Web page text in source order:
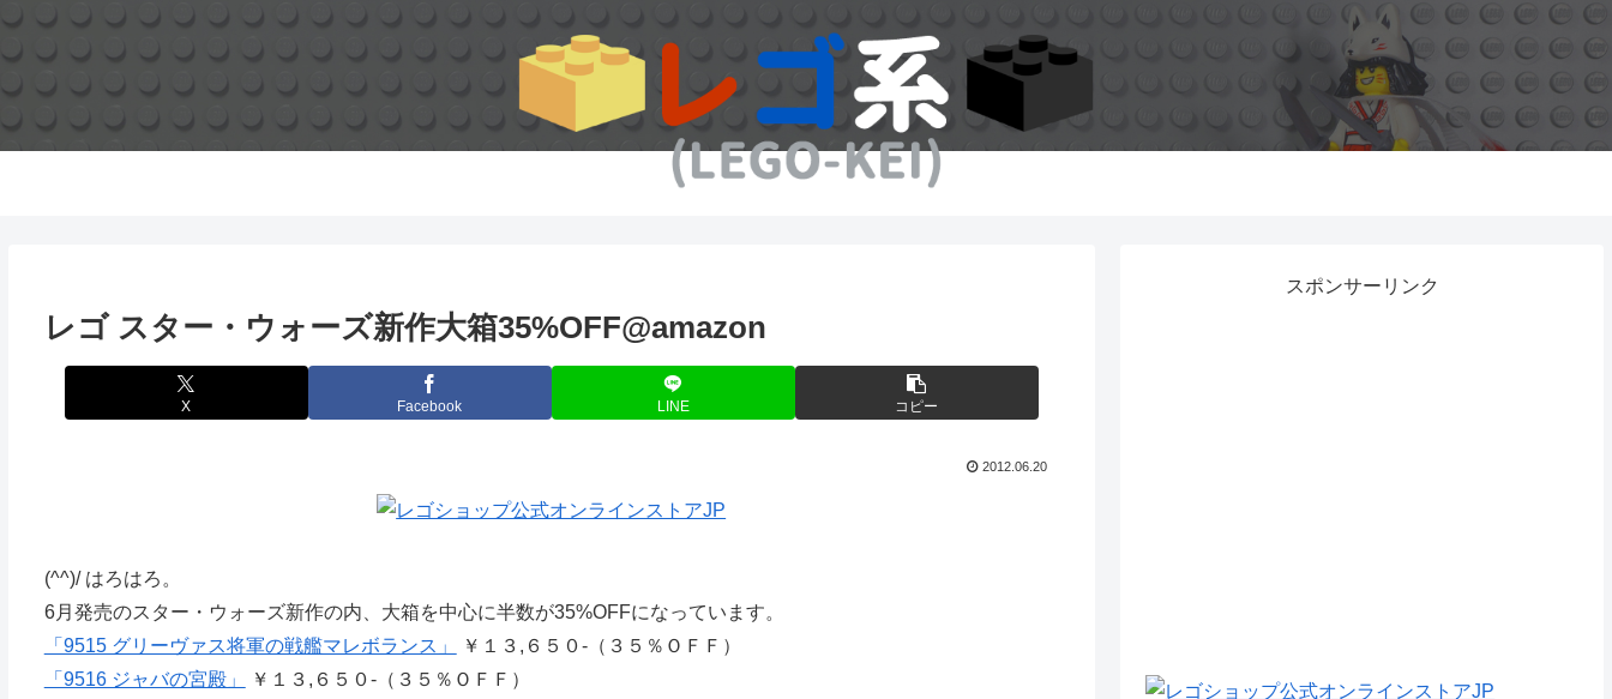
レゴ スター・ウォーズ新作大箱35%OFF@amazon
X Facebook LINE コピー
2012.06.20
(^^)/ はろはろ。
6月発売のスター・ウォーズ新作の内、大箱を中心に半数が35%OFFになっています。
「9515 グリーヴァス将軍の戦艦マレボランス」
￥１３,６５０-（３５％ＯＦＦ）
「9516 ジャバの宮殿」
￥１３,６５０-（３５％ＯＦＦ）
スポンサーリンク